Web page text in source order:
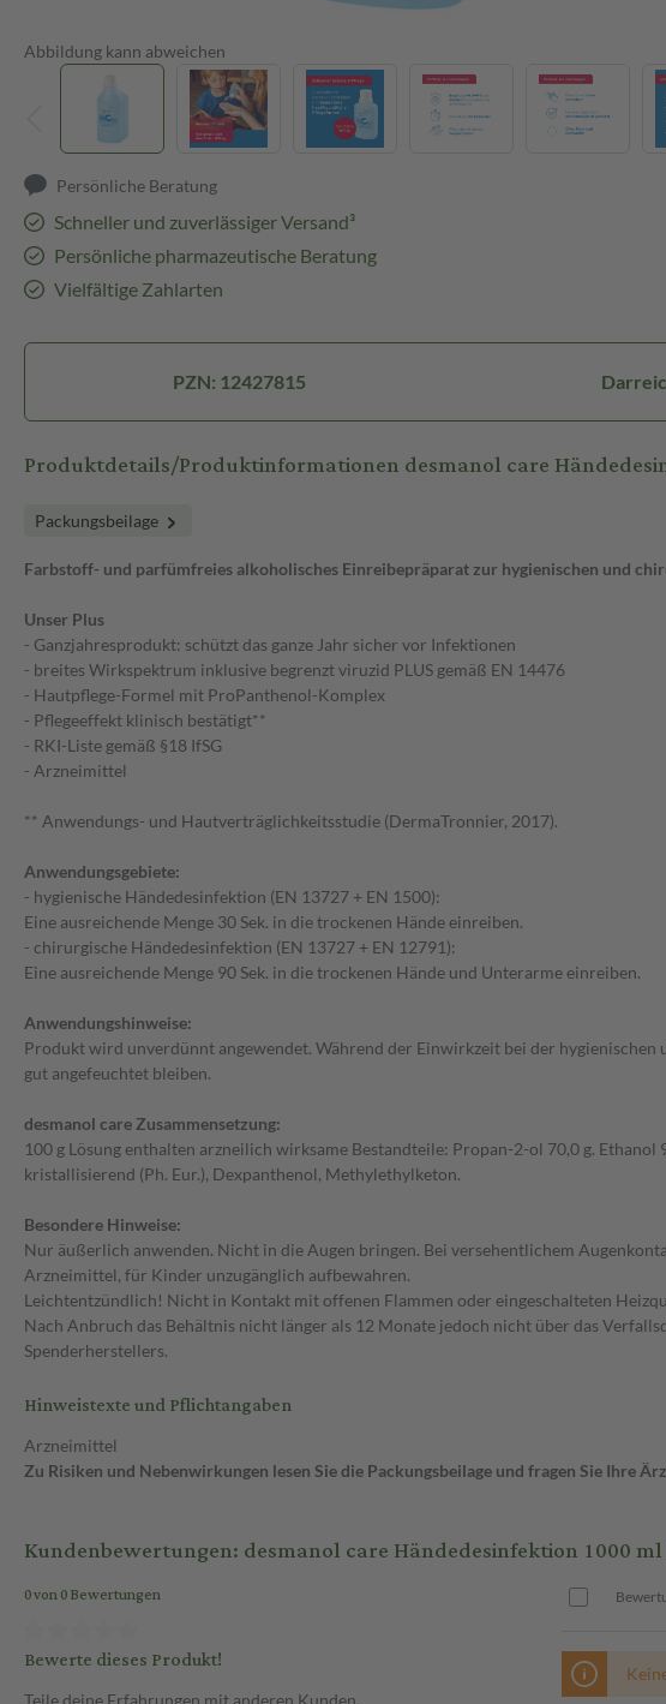
Abbildung kann abweichen
Persönliche Beratung
Schneller und zuverlässiger Versand³
Persönliche pharmazeutische Beratung
Vielfältige Zahlarten
PZN: 12427815
Produktdetails/Produktinformationen desmanol care
Packungsbeilage
Farbstoff- und parfümfreies alkoholisches Einreibepräparat zur hygienischen und
Unser Plus
- Ganzjahresprodukt: schützt das ganze Jahr sicher vor Infektionen
- breites Wirkspektrum inklusive begrenzt viruzid PLUS gemäß EN 14476
- Hautpflege-Formel mit ProPanthenol-Komplex
- Pflegeeffekt klinisch bestätigt**
- RKI-Liste gemäß §18 IfSG
- Arzneimittel
** Anwendungs- und Hautverträglichkeitsstudie (DermaTronnier, 2017).
Anwendungsgebiete:
- hygienische Händedesinfektion (EN 13727 + EN 1500):
Eine ausreichende Menge 30 Sek. in die trockenen Hände einreiben.
- chirurgische Händedesinfektion (EN 13727 + EN 12791):
Eine ausreichende Menge 90 Sek. in die trockenen Hände und Unterarme einreiben.
Anwendungshinweise:
Produkt wird unverdünnt angewendet. Während der Einwirkzeit bei der
gut angefeuchtet bleiben.
desmanol care Zusammensetzung:
100 g Lösung enthalten arzneilich wirksame Bestandteile: Propan-2-ol 70,0 g.
kristallisierend (Ph. Eur.), Dexpanthenol, Methylethylketon.
Besondere Hinweise:
Nur äußerlich anwenden. Nicht in die Augen bringen. Bei versehentlichem
Arzneimittel, für Kinder unzugänglich aufbewahren.
Leichtentzündlich! Nicht in Kontakt mit offenen Flammen oder eingeschalteten
Nach Anbruch das Behältnis nicht länger als 12 Monate jedoch nicht über das
Spenderherstellers.
Hinweistexte und Pflichtangaben
Arzneimittel
Zu Risiken und Nebenwirkungen lesen Sie die Packungsbeilage und fragen Sie Ihre
Kundenbewertungen: desmanol care Händedesinfektion 1000
0 von 0 Bewertungen
Bewerte dieses Produkt!
Teile deine Erfahrungen mit anderen Kunden.